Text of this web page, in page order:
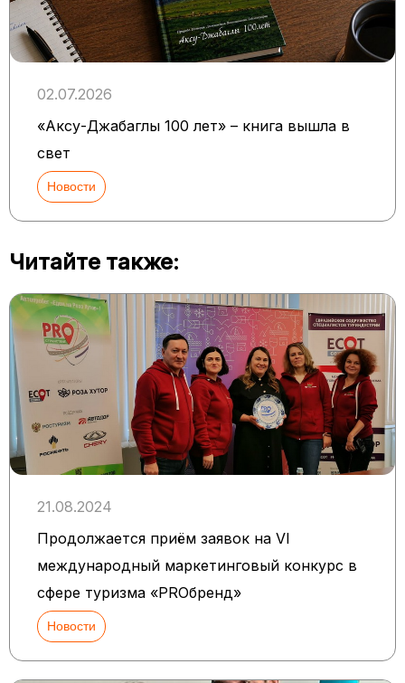
02.07.2026
«Аксу-Джабаглы 100 лет» – книга вышла в
свет
Новости
Читайте также:
21.08.2024
Продолжается приём заявок на VI
международный маркетинговый конкурс в
сфере туризма «PROбренд»
Новости